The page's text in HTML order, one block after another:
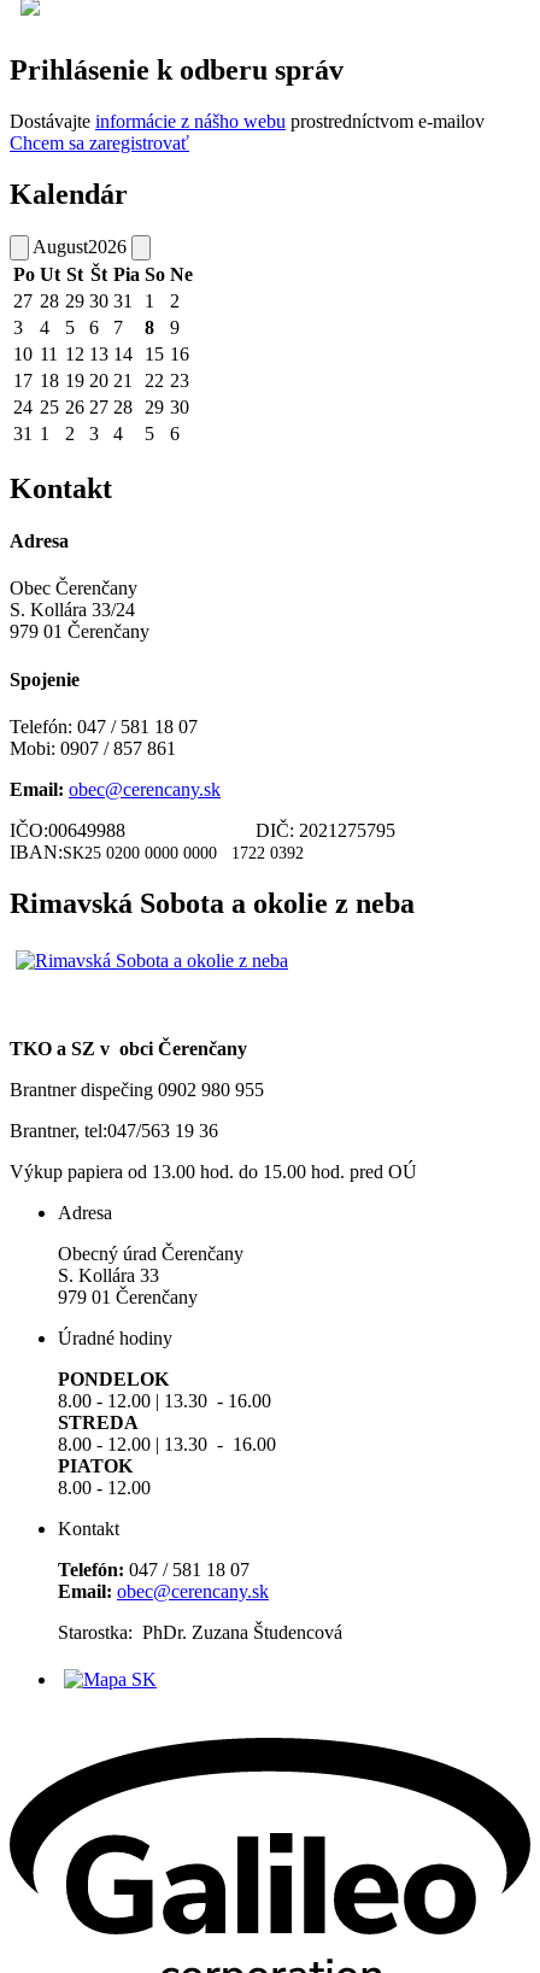
Prihlásenie k odberu správ
Dostávajte informácie z nášho webu prostredníctvom e-mailov
Chcem sa zaregistrovať
Kalendár
August2026
Po Ut St Št Pia So Ne
27 28 29 30 31 1
2
3
4 5 6 7 8
9
10 11 12 13 14 15 16
17 18 19 20 21 22 23
24 25 26 27 28 29 30
31 1 2 3 4 5 6
Kontakt
Adresa
Obec Čerenčany
S. Kollára 33/24
979 01 Čerenčany
Spojenie
Telefón: 047 / 581 18 07
Mobi: 0907 / 857 861
Email: obec@cerencany.sk
IČO:00649988 DIČ: 2021275795
IBAN:SK25 0200 0000 0000 1722 0392
Rimavská Sobota a okolie z neba
TKO a SZ v obci Čerenčany
Brantner dispečing 0902 980 955
Brantner, tel:047/563 19 36
Výkup papiera od 13.00 hod. do 15.00 hod. pred OÚ
Adresa
Obecný úrad Čerenčany
S. Kollára 33
979 01 Čerenčany
Úradné hodiny
PONDELOK
8.00 - 12.00 | 13.30 - 16.00
STREDA
8.00 - 12.00 | 13.30 - 16.00
PIATOK
8.00 - 12.00
Kontakt
Telefón: 047 / 581 18 07
Email: obec@cerencany.sk
Starostka: PhDr. Zuzana Študencová